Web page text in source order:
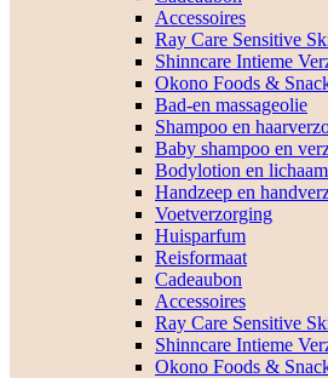
Accessoires
Ray Care Sensitive
Shinncare Intieme
Okono Foods &
Bad-en massageolie
Shampoo en
Baby shampoo en
Bodylotion en
Handzeep en
Voetverzorging
Huisparfum
Reisformaat
Cadeaubon
Accessoires
Ray Care Sensitive
Shinncare Intieme
Okono Foods &